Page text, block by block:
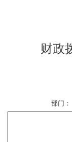
财政
部门：